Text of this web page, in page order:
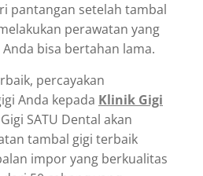
pantangan setelah tambal
perawatan yang
bisa bertahan lama.
percayakan
Anda kepada Klinik Gigi
SATU Dental akan
tambal gigi terbaik
impor yang berkualitas